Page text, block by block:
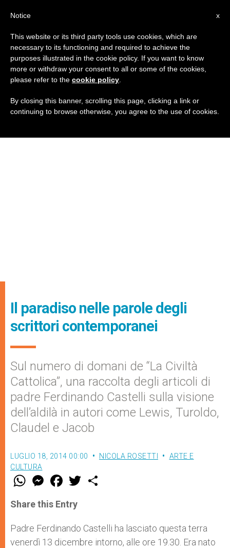
Il paradiso nelle parole degli
scrittori contemporanei
Sul numero di domani de “La Civiltà
Cattolica”, una raccolta degli articoli di
padre Ferdinando Castelli sulla visione
dell’aldilà in autori come Lewis, Turoldo,
Claudel e Jacob
LUGLIO 18, 2014 00:00 NICOLA ROSETTI
ARTE E
CULTURA
W
t
s
p
p
M
e
s
e
g
e
r
F
a
e
b
o
k
w
r
Share this Entry
Padre Ferdinando Castelli ha lasciato questa terra
venerdì 13 dicembre intorno, alle ore 19.30. Era nato
x
Notice
This website or its third party tools use cookies, which are
necessary to its functioning and required to achieve the
purposes illustrated in the cookie policy. If you want to know
more or withdraw your consent to all or some of the cookies,
please refer to the cookie policy
By closing this banner, scrolling this page, clicking a link or
continuing to browse otherwise, you agree to the use of cookies.